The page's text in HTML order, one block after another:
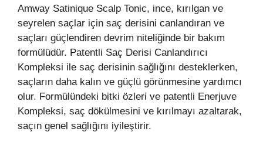
Amway Satinique Scalp Tonic, ince, kırılgan ve
seyrelen saçlar için saç derisini canlandıran ve
saçları güçlendiren devrim niteliğinde bir bakım
formülüdür. Patentli Saç Derisi Canlandırıcı
Kompleksi ile saç derisinin sağlığını desteklerken,
saçların daha kalın ve güçlü görünmesine yardımcı
olur. Formülündeki bitki özleri ve patentli Enerjuve
Kompleksi, saç dökülmesini ve kırılmayı azaltarak,
saçın genel sağlığını iyileştirir.